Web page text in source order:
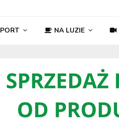
NA LUZIE